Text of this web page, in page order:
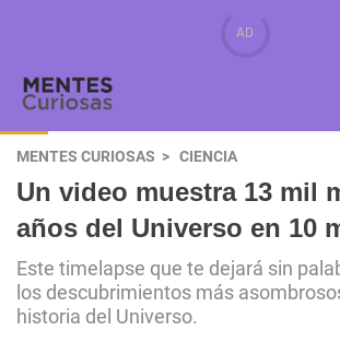
MENTES CURIOSAS CIENCIA
Un video muestra 13 mil
años del Universo en 10
Este timelapse que te dejará sin
los descubrimientos más
historia del Universo.